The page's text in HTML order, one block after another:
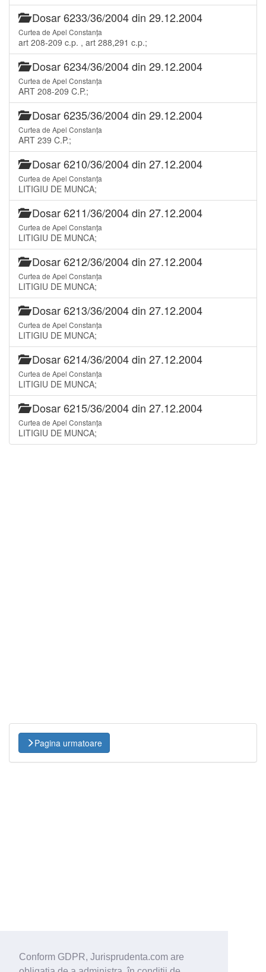
Conform GDPR, Jurisprudenta.com are
Dosar 6233/36/2004 din 29.12.2004
Curtea de Apel Constanța
art 208-209 c.p. , art 288,291 c.p.;
Dosar 6234/36/2004 din 29.12.2004
Curtea de Apel Constanța
ART 208-209 C.P.;
Dosar 6235/36/2004 din 29.12.2004
Curtea de Apel Constanța
ART 239 C.P.;
Dosar 6210/36/2004 din 27.12.2004
Curtea de Apel Constanța
LITIGIU DE MUNCA;
Dosar 6211/36/2004 din 27.12.2004
Curtea de Apel Constanța
LITIGIU DE MUNCA;
Dosar 6212/36/2004 din 27.12.2004
Curtea de Apel Constanța
LITIGIU DE MUNCA;
Dosar 6213/36/2004 din 27.12.2004
Curtea de Apel Constanța
LITIGIU DE MUNCA;
Dosar 6214/36/2004 din 27.12.2004
Curtea de Apel Constanța
LITIGIU DE MUNCA;
Dosar 6215/36/2004 din 27.12.2004
Curtea de Apel Constanța
LITIGIU DE MUNCA;
Pagina urmatoare